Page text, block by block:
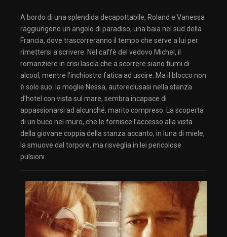
A bordo di una splendida decapottabile, Roland e Vanessa
raggiungono un angolo di paradiso, una baia nel sud della
Francia, dove trascorreranno il tempo che serve a lui per
rimettersi a scrivere. Nel caffè del vedovo Michel, il
romanziere in crisi lascia che a scorrere siano fiumi di
alcool, mentre l’inchiostro fatica ad uscire. Ma il blocco non
è solo suo: la moglie Nessa, autoreclusasi nella stanza
d’hotel con vista sul mare, sembra incapace di
appassionarsi ad alcunché, marito compreso. La scoperta
di un buco nel muro, che le fornisce l’accesso alla vista
della giovane coppia della stanza accanto, in luna di miele,
la smuove dal torpore, ma risveglia in lei pericolose
pulsioni.